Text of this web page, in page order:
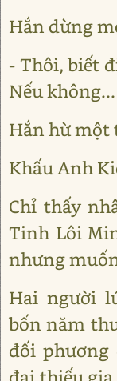
Hắn dừng
- Thôi, biết
Nếu không...
Hắn hừ một
Khấu Anh
Chỉ thấy
Tinh Lôi
nhưng
Hai người
bốn năm
đối phương